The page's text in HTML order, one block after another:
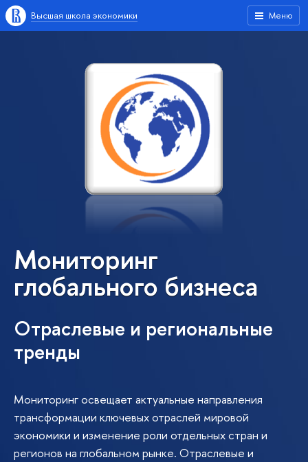
Меню
Высшая школа экономики
Мониторинг
глобального бизнеса
Отраслевые и региональные
тренды
Мониторинг освещает актуальные направления
трансформации ключевых отраслей мировой
экономики и изменение роли отдельных стран и
регионов на глобальном рынке. Отраслевые и